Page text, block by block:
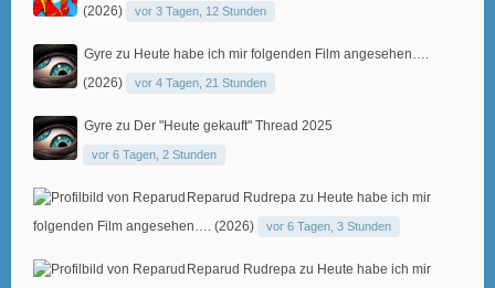
(2026)
vor 3 Tagen, 12 Stunden
Gyre zu Heute habe ich mir folgenden Film angesehen….
(2026)
vor 4 Tagen, 21 Stunden
Gyre zu Der "Heute gekauft" Thread 2025
vor 6 Tagen, 2 Stunden
Reparud Rudrepa zu Heute habe ich mir
folgenden Film angesehen…. (2026)
vor 6 Tagen, 3 Stunden
Reparud Rudrepa zu Heute habe ich mir